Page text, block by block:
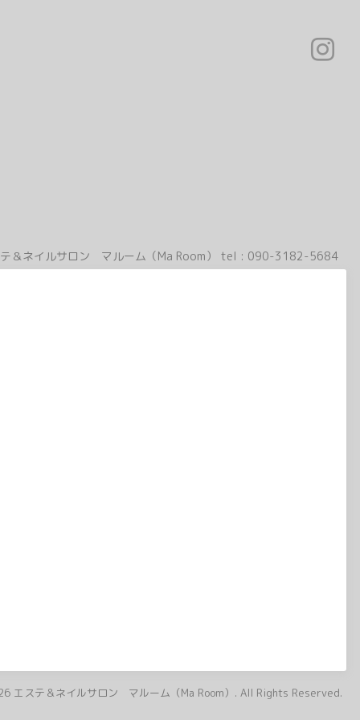
＆ネイルサロン マルーム（Ma Room） tel : 090-3182-5684
エステ＆ネイルサロン マルーム（Ma Room） . All Rights Reserved.